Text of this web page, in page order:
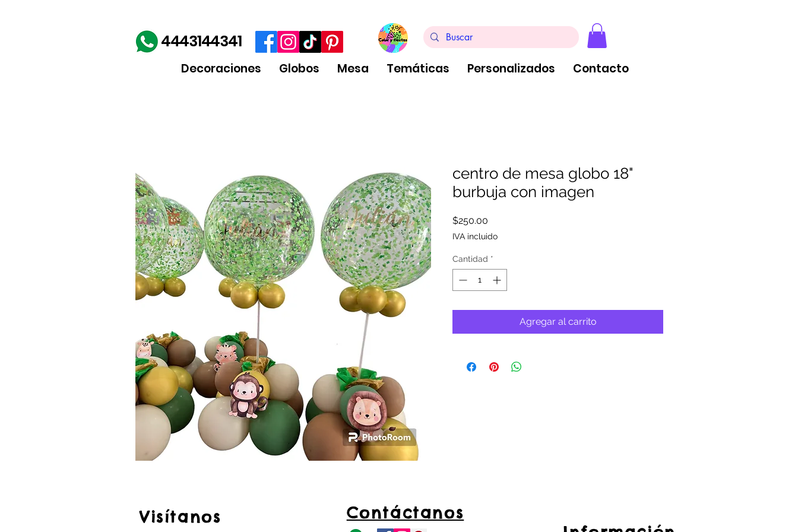
4443144341
Decoraciones Globos Mesa Temáticas Personalizados Contacto
centro de mesa globo 18"
burbuja con imagen
$250.00
IVA incluido
Cantidad *
Agregar al carrito
Visítanos
Contáctanos